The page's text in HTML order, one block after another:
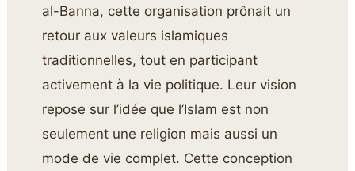
al-Banna, cette organisation prônait un
retour aux valeurs islamiques
traditionnelles, tout en participant
activement à la vie politique. Leur vision
repose sur l’idée que l’Islam est non
seulement une religion mais aussi un
mode de vie complet. Cette conception